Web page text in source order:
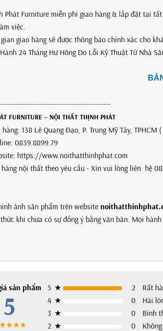
Phát Furniture miễn phí giao hàng & lắp đặt tại
việc.
giao hàng sẽ được thông báo chính xác cho
24 Tháng Hư Hỏng Do Lỗi Kỹ Thuật Từ Nhà
FURNITURE – NỘI THẤT THỊNH PHÁT
hàng: 138 Lê Quang Đạo, P. Trung Mỹ Tây,
0839.8899.79
https://www.noithatthinhphat.com
nội thất theo yêu cầu - Xin vui lòng liên hệ
ảnh sản phẩm trên website
khi chưa có sự đồng ý bằng văn bản. Mọi
sản phẩm
5
5 ★ 2
Rất
4 ★ 0
Hài
3 ★ 0
Bình
2 ★ 0